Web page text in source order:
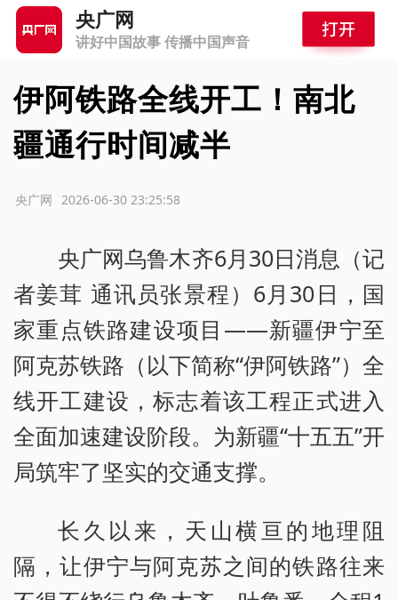
央广网
讲好中国故事 传播中国声音
伊阿铁路全线开工！南北
疆通行时间减半
2026-06-30 23:25:58
央广网
央广网乌鲁木齐6月30日消息（记
者姜茸 通讯员张景程）6月30日，国
家重点铁路建设项目——新疆伊宁至
阿克苏铁路（以下简称“伊阿铁路”）全
线开工建设，标志着该工程正式进入
全面加速建设阶段。为新疆“十五五”开
局筑牢了坚实的交通支撑。
长久以来，天山横亘的地理阻
隔，让伊宁与阿克苏之间的铁路往来